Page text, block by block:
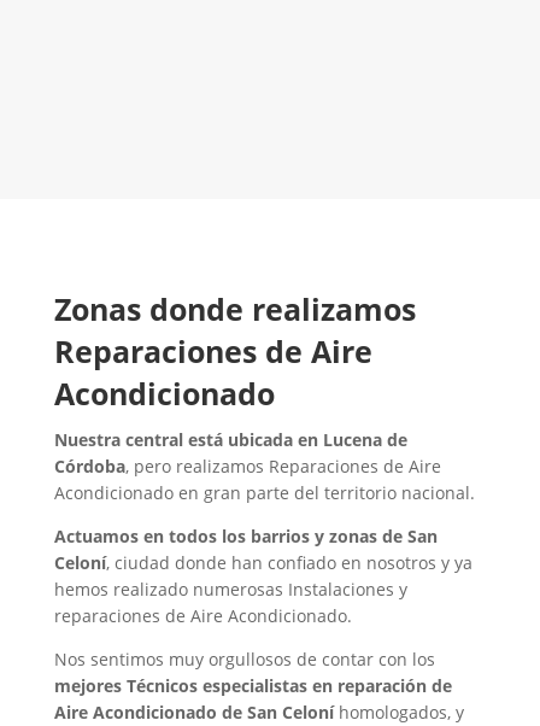
Zonas donde realizamos
Reparaciones de Aire
Acondicionado
Nuestra central está ubicada en Lucena de
Córdoba, pero realizamos Reparaciones de Aire
Acondicionado en gran parte del territorio nacional.
Actuamos en todos los barrios y zonas de San
Celoní, ciudad donde han confiado en nosotros y ya
hemos realizado numerosas Instalaciones y
reparaciones de Aire Acondicionado.
Nos sentimos muy orgullosos de contar con los
mejores Técnicos especialistas en reparación de
Aire Acondicionado de San Celoníhomologados, y